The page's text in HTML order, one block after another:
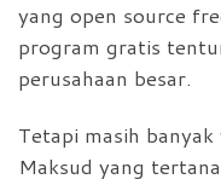
yang open source
program gratis
perusahaan besar.
Tetapi masih
Maksud yang